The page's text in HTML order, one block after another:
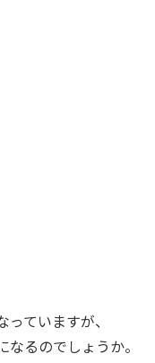
ていますが、
るのでしょうか。